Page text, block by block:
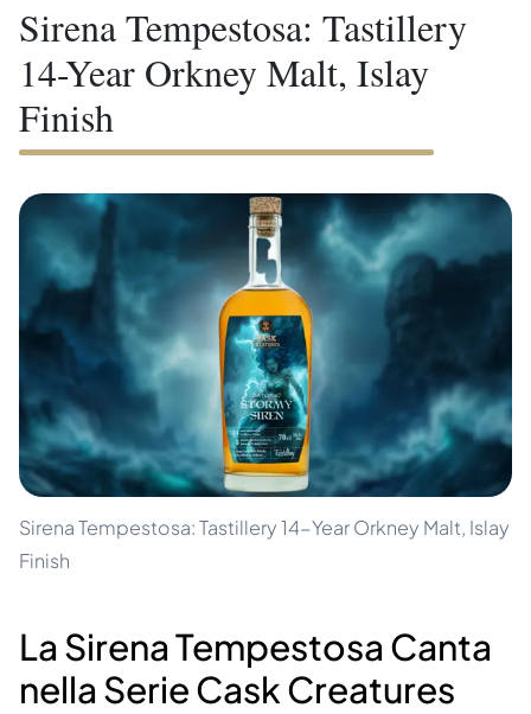
Sirena Tempestosa: Tastillery
14-Year Orkney Malt, Islay
Finish
Sirena Tempestosa: Tastillery 14-Year Orkney Malt, Islay
Finish
La Sirena Tempestosa Canta
nella Serie Cask Creatures